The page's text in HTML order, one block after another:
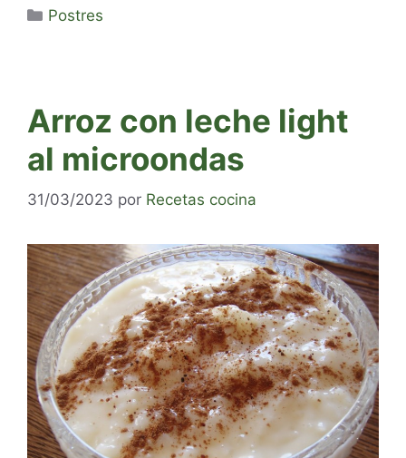
Categorías
Postres
Arroz con leche light
al microondas
31/03/2023 por Recetas cocina